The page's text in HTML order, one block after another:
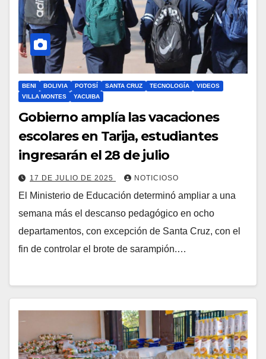
BENI BOLIVIA POTOSÍ SANTA CRUZ TECNOLOGÍA
VIDEOS
VILLA MONTES
YACUIBA
Gobierno amplía las vacaciones
escolares en Tarija, estudiantes
ingresarán el 28 de julio
17 DE JULIO DE 2025 NOTICIOSO
El Ministerio de Educación determinó ampliar a una
semana más el descanso pedagógico en ocho
departamentos, con excepción de Santa Cruz, con el
fin de controlar el brote de sarampión.…